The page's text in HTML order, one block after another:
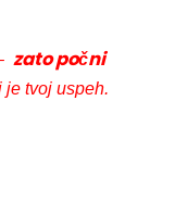
zato počni
tvoj uspeh.